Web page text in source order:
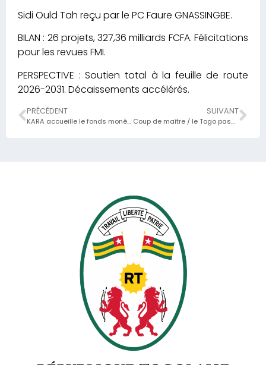
Sidi Ould Tah reçu par le PC Faure GNASSINGBE.
BILAN : 26 projets, 327,36 milliards FCFA. Félicitations
pour les revues FMI.
PERSPECTIVE : Soutien total à la feuille de route
2026-2031. Décaissements accélérés.
PRÉCÉDENT
KARA accueille le fonds monétaire international (FMI) / Séminaire délocalisé face à l’enjeu économique
SUIVANT
Coup de maître / le Togo passe pays à revenu intermédiaire